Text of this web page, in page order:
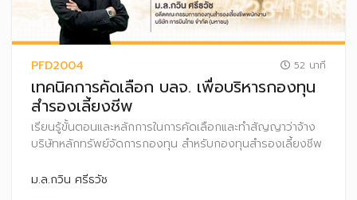
PFD2004 52 นาที
เทคนิคการคัดเลือก บลจ. เพื่อบริหารกองทุน
สำรองเลี้ยงชีพ
เรียนรู้ขั้นตอนและหลักการในการคัดเลือกและทำสัญญาว่าจ้าง
บริษัทหลักทรัพย์จัดการกองทุน สำหรับกองทุนสำรองเลี้ยงชีพ
ม.ล.กวิน ศรีธวัช